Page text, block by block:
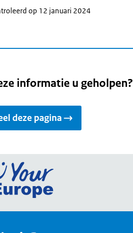
op 12 januari 2024
informatie u geholpen?
deze pagina
Ga
homepage